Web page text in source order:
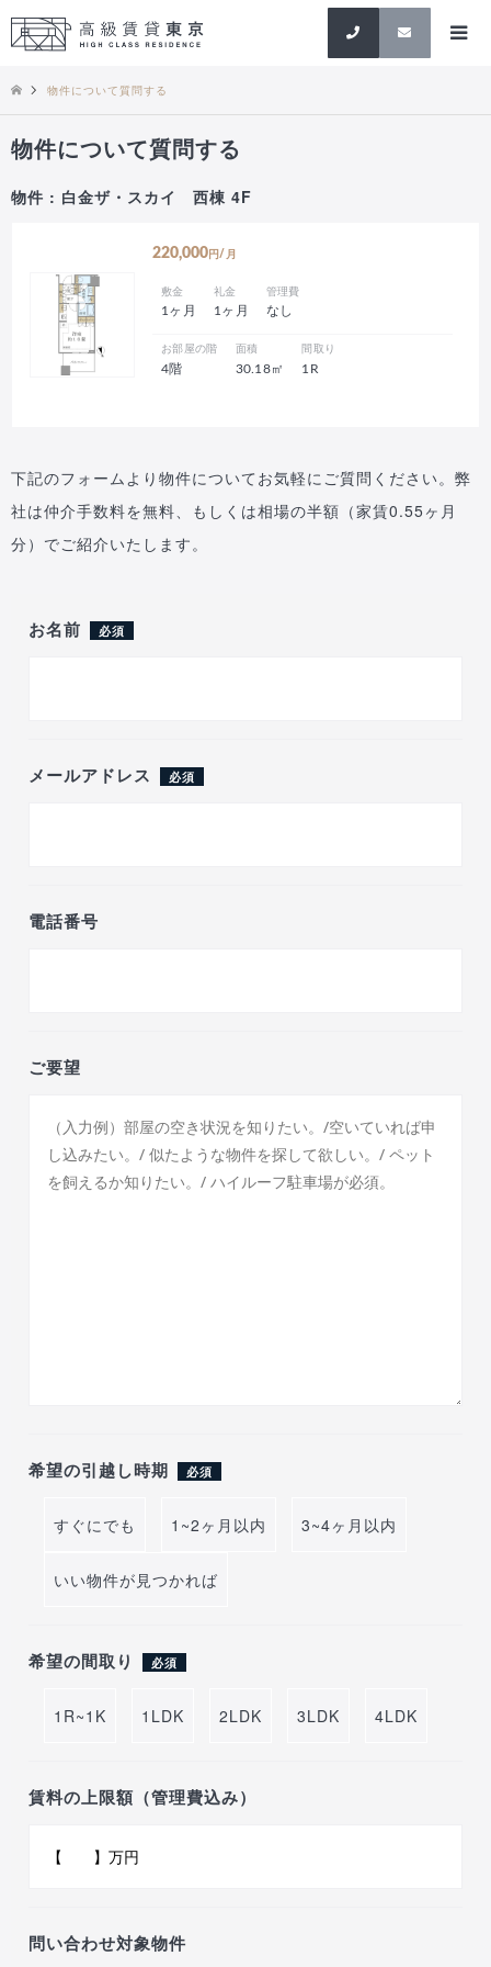
検索
物件について質問する
物件について質問する
物件 : 白金ザ・スカイ 西棟 4F
220,000 円/月
敷金
1ヶ月
礼金
1ヶ月
管理費
なし
お部屋の階
4階
面積
30.18㎡
間取り
1R
下記のフォームより物件についてお気軽にご質問ください。弊
社は仲介手数料を無料、もしくは相場の半額（家賃0.55ヶ月
分）でご紹介いたします。
お名前 必須
メールアドレス 必須
電話番号
ご要望
希望の引越し時期 必須
すぐにでも 1~2ヶ月以内 3~4ヶ月以内
いい物件が見つかれば
希望の間取り 必須
1R~1K 1LDK 2LDK 3LDK 4LDK
賃料の上限額（管理費込み）
問い合わせ対象物件